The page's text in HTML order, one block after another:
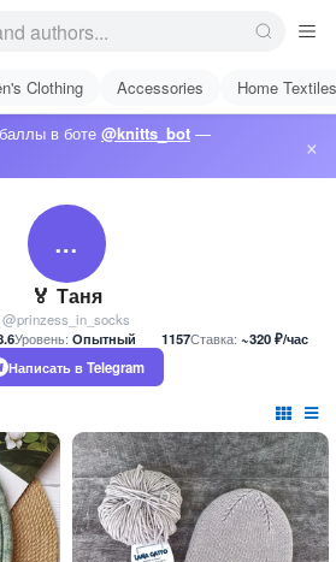
Clothing Accessories
Home Textiles
в боте @knitts_bot —
×
…
🏅 Таня
@prinzess_in_socks
Уровень:Опытный 1157Ставка: ~320 ₽/час
Написать в Telegram